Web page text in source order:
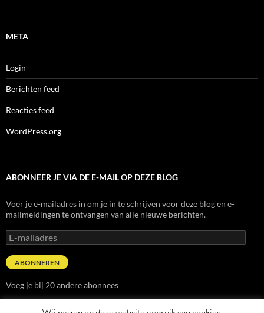
META
Login
Berichten feed
Reacties feed
WordPress.org
ABONNEER JE VIA DE E-MAIL OP DEZE BLOG
Voer je e-mailadres in om je in te schrijven voor deze blog en e-
mailmeldingen te ontvangen van alle nieuwe berichten.
E-
mailadres
ABONNEREN
Voeg je bij 20 andere abonnees